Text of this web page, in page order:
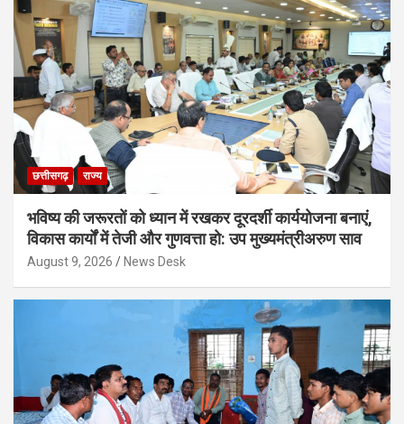
छत्तीसगढ़ राज्य
भविष्य की जरूरतों को ध्यान में रखकर दूरदर्शी कार्ययोजना बनाएं,
विकास कार्यों में तेजी और गुणवत्ता हो: उप मुख्यमंत्रीअरुण साव
August 9, 2026 News Desk